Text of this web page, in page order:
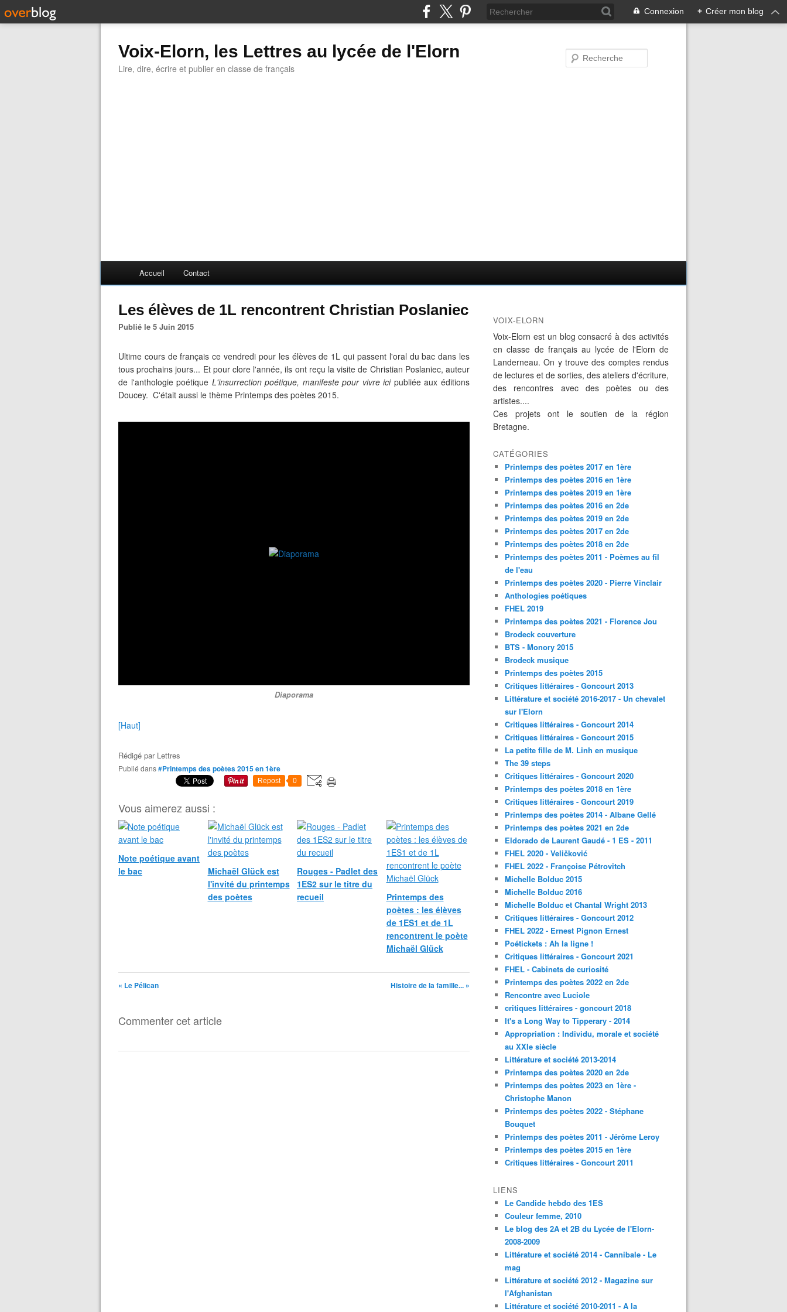
Connexion + Créer mon blog
Voix-Elorn, les Lettres au lycée de l'Elorn
Lire, dire, écrire et publier en classe de français
Accueil Contact
Les élèves de 1L rencontrent Christian Poslaniec
Publié le 5 Juin 2015
Ultime cours de français ce vendredi pour les élèves de 1L qui passent l'oral du bac dans les
tous prochains jours... Et pour clore l'année, ils ont reçu la visite de Christian Poslaniec, auteur
de l'anthologie poétique L'insurrection poétique, manifeste pour vivre ici publiée aux éditions
Doucey. C'était aussi le thème Printemps des poètes 2015.
Diaporama
[Haut]
Rédigé par Lettres
Publié dans#Printemps des poètes 2015 en 1ère
Repost 0
Vous aimerez aussi :
Note poétique avant
le bac
Michaël Glück est
l'invité du printemps
des poètes
Rouges - Padlet des
1ES2 sur le titre du
recueil
Printemps des
poètes : les élèves
de 1ES1 et de 1L
rencontrent le poète
Michaël Glück
« Le Pélican Histoire de la famille... »
Commenter cet article
VOIX-ELORN
Voix-Elorn est un blog consacré à des activités
en classe de français au lycée de l'Elorn de
Landerneau. On y trouve des comptes rendus
de lectures et de sorties, des ateliers d'écriture,
des rencontres avec des poètes ou des
artistes....
Ces projets ont le soutien de la région
Bretagne.
CATÉGORIES
Printemps des poètes 2017 en 1ère
Printemps des poètes 2016 en 1ère
Printemps des poètes 2019 en 1ère
Printemps des poètes 2016 en 2de
Printemps des poètes 2019 en 2de
Printemps des poètes 2017 en 2de
Printemps des poètes 2018 en 2de
Printemps des poètes 2011 - Poèmes au fil
de l'eau
Printemps des poètes 2020 - Pierre Vinclair
Anthologies poétiques
FHEL 2019
Printemps des poètes 2021 - Florence Jou
Brodeck couverture
BTS - Monory 2015
Brodeck musique
Printemps des poètes 2015
Critiques littéraires - Goncourt 2013
Littérature et société 2016-2017 - Un chevalet
sur l'Elorn
Critiques littéraires - Goncourt 2014
Critiques littéraires - Goncourt 2015
La petite fille de M. Linh en musique
The 39 steps
Critiques littéraires - Goncourt 2020
Printemps des poètes 2018 en 1ère
Critiques littéraires - Goncourt 2019
Printemps des poètes 2014 - Albane Gellé
Printemps des poètes 2021 en 2de
Eldorado de Laurent Gaudé - 1 ES - 2011
FHEL 2020 - Veličković
FHEL 2022 - Françoise Pétrovitch
Michelle Bolduc 2015
Michelle Bolduc 2016
Michelle Bolduc et Chantal Wright 2013
Critiques littéraires - Goncourt 2012
FHEL 2022 - Ernest Pignon Ernest
Poétickets : Ah la ligne !
Critiques littéraires - Goncourt 2021
FHEL - Cabinets de curiosité
Printemps des poètes 2022 en 2de
Rencontre avec Luciole
critiques littéraires - goncourt 2018
It's a Long Way to Tipperary - 2014
Appropriation : Individu, morale et société
au XXIe siècle
Littérature et société 2013-2014
Printemps des poètes 2020 en 2de
Printemps des poètes 2023 en 1ère -
Christophe Manon
Printemps des poètes 2022 - Stéphane
Bouquet
Printemps des poètes 2011 - Jérôme Leroy
Printemps des poètes 2015 en 1ère
Critiques littéraires - Goncourt 2011
LIENS
Le Candide hebdo des 1ES
Couleur femme, 2010
Le blog des 2A et 2B du Lycée de l'Elorn-
2008-2009
Littérature et société 2014 - Cannibale - Le
mag
Littérature et société 2012 - Magazine sur
l'Afghanistan
Littérature et société 2010-2011 - A la